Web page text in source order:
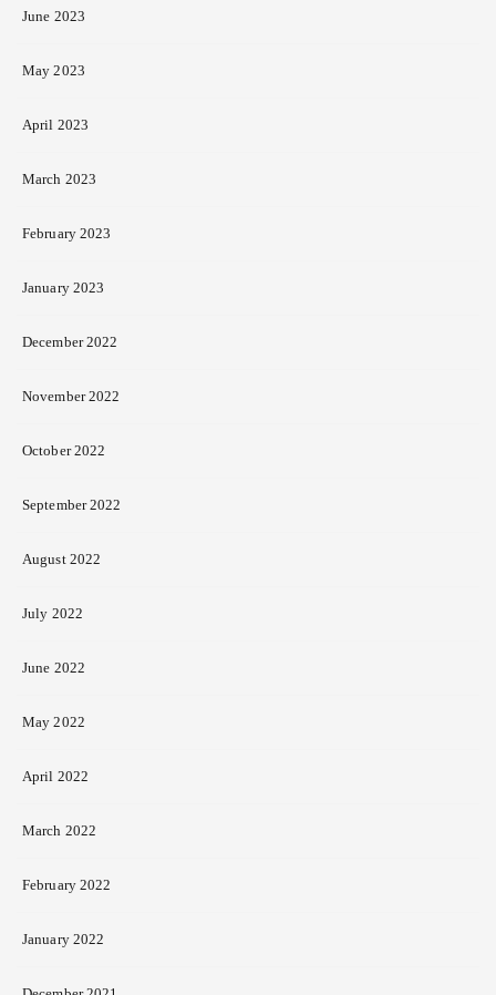
June 2023
May 2023
April 2023
March 2023
February 2023
January 2023
December 2022
November 2022
October 2022
September 2022
August 2022
July 2022
June 2022
May 2022
April 2022
March 2022
February 2022
January 2022